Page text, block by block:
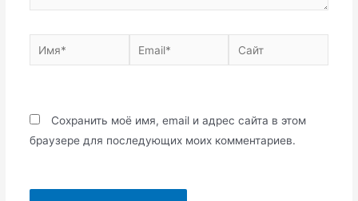
Имя* Email* Сайт
Сохранить моё имя, email и адрес сайта в этом
браузере для последующих моих комментариев.